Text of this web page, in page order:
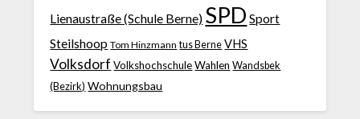
Lienaustraße (Schule Berne) SPD Sport
Steilshoop Tom Hinzmann tus Berne VHS
Volksdorf Volkshochschule Wahlen Wandsbek
(Bezirk) Wohnungsbau